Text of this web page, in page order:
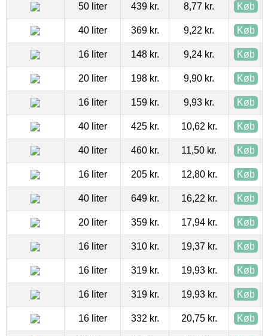
50 liter 439 kr. 8,77 kr. Køb
40 liter 369 kr. 9,22 kr. Køb
16 liter 148 kr. 9,24 kr. Køb
20 liter 198 kr. 9,90 kr. Køb
16 liter 159 kr. 9,93 kr. Køb
40 liter 425 kr. 10,62 kr. Køb
40 liter 460 kr. 11,50 kr. Køb
16 liter 205 kr. 12,80 kr. Køb
40 liter 649 kr. 16,22 kr. Køb
20 liter 359 kr. 17,94 kr. Køb
16 liter 310 kr. 19,37 kr. Køb
16 liter 319 kr. 19,93 kr. Køb
16 liter 319 kr. 19,93 kr. Køb
16 liter 332 kr. 20,75 kr. Køb